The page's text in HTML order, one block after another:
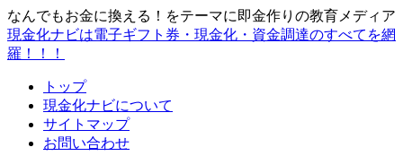
なんでもお金に換える！をテーマに即金作りの教育メディア
現金化ナビは電子ギフト券・現金化・資金調達のすべてを網
羅！！！
トップ
現金化ナビについて
サイトマップ
お問い合わせ